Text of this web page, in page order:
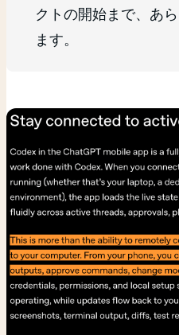
クトの開始まで、あ
ます。